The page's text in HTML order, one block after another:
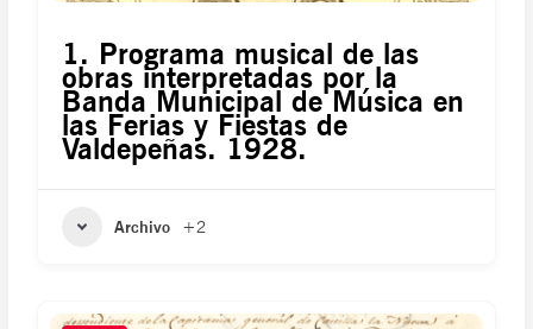
1. Programa musical de las
obras interpretadas por la
Banda Municipal de Música en
las Ferias y Fiestas de
Valdepeñas. 1928.
Archivo +2